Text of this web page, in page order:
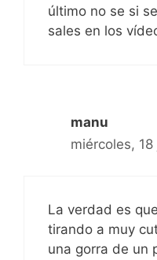
último no se si
sales en los
manu
miércoles,
La verdad es
tirando a muy
una gorra de un